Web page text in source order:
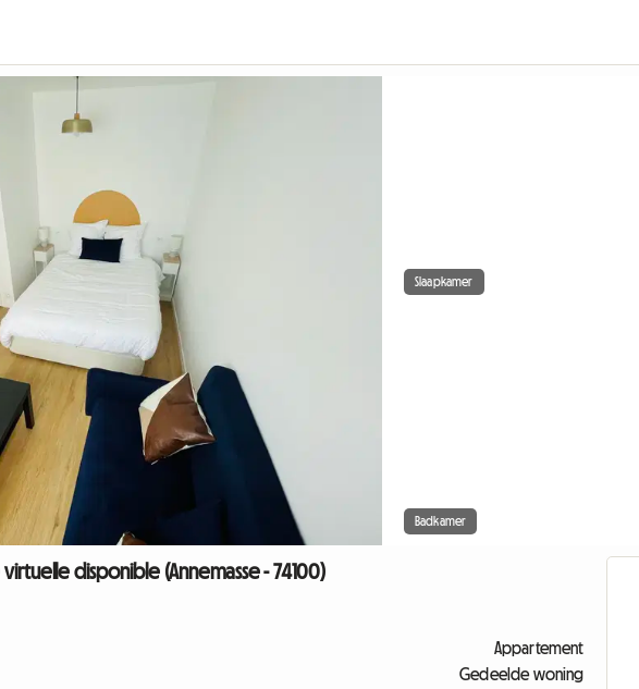
Slaapkamer
Badkamer
disponible (Annemasse - 74100)
Appartement
Gedeelde woning